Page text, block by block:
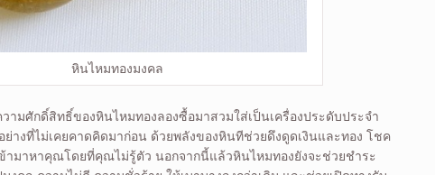
หินไหมทองมงคล
ามศักดิ์สิทธิ์ของหินไหมทองลองซื้อมาสวมใส่เป็นเครื่องประดับประจำ
ย่างที่ไม่เคยคาดคิดมาก่อน ด้วยพลังของหินทีช่วยดึงดูดเงินและทอง โชค
ามาหาคุณโดยที่คุณไม่รู้ตัว นอกจากนี้แล้วหินไหมทองยังจะช่วยชำระ